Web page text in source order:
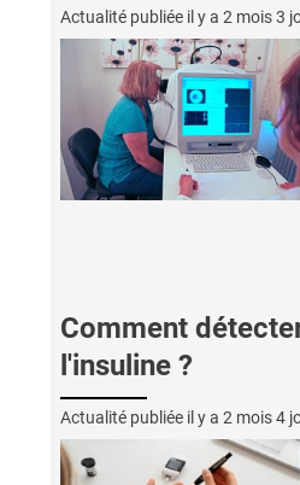
Actualité publiée il y a 2 mois 3
Comment
l'insuline ?
Actualité publiée il y a 2 mois 4